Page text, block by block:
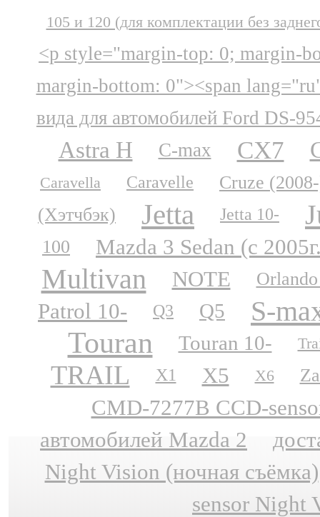
105 и 120 (для комплектации без
<p style="margin-top: 0; margin-
margin-bottom: 0"><span
вида для автомобилей Ford DS-
Astra H C-max CX7
Caravella Caravelle
Cruze
(Хэтчбэк)
Jetta Jetta 10-
100 Mazda 3 Sedan (с
Multivan NOTE
Patrol 10- Q3 Q5 S-
Touran Touran 10-
TRAIL X1 X5 X6
CMD-7277B CCD-
автомобилей Mazda 2
Night Vision (ночная съёмка)
sensor Night